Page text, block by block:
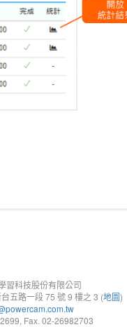
習科技股份有限公司
五路一段 75 號 9 樓之 3 (地圖)
Fax. 02-26982703